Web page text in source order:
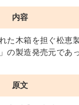
内容
た木箱を担ぐ松恵
の製造発売元であっ
原文